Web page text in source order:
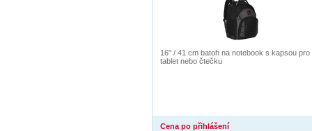
16" / 41 cm batoh na notebook s kapsou pro
tablet nebo čtečku
Cena po přihlášení